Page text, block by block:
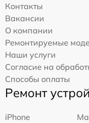
Контакты
Вакансии
О компании
Ремонтируемые
Наши услуги
Согласие на
Способы оплаты
Ремонт
iPhone